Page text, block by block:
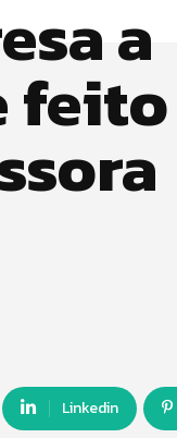
a
feito
Linkedin